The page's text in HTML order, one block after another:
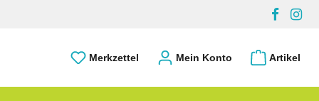
Merkzettel Mein Konto Artikel